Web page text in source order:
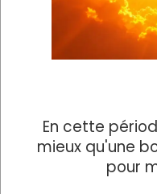
En cette
mieux qu'une
pour